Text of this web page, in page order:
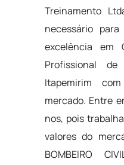
Treinamento
necessário
excelência em
Profissional
Itapemirim
mercado. Entre
nos, pois
valores do
BOMBEIRO